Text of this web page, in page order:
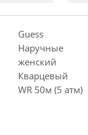
Guess
Наручные
женский
Кварцевый
WR 50м (5 атм)